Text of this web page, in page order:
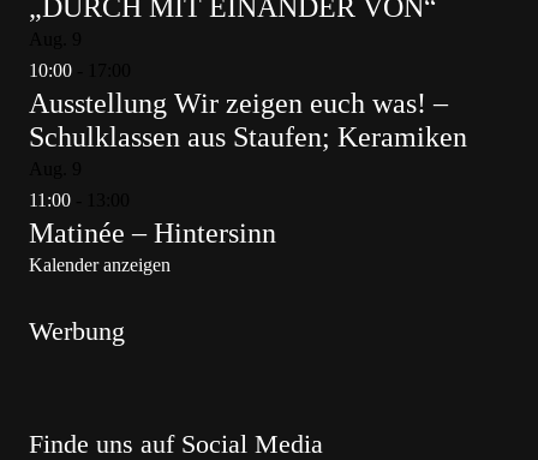
„DURCH MIT EINANDER VON“
10:00
Ausstellung Wir zeigen euch was! –
Schulklassen aus Staufen; Keramiken
11:00
Matinée – Hintersinn
Kalender anzeigen
Werbung
Finde uns auf Social Media